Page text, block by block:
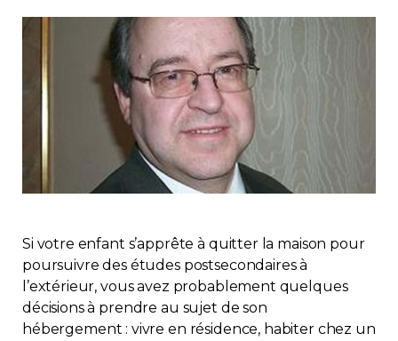
Journal
Juridique
Mot de l'éditeur
Divers
Réglementation
Copropriété
Si votre enfant s’apprête à quitter la maison pour
poursuivre des études postsecondaires à
l’extérieur, vous avez probablement quelques
décisions à prendre au sujet de son
hébergement : vivre en résidence, habiter chez un